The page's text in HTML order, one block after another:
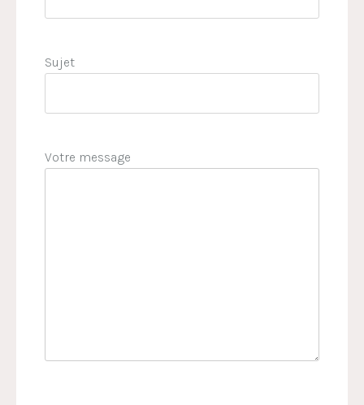
Sujet
Votre message